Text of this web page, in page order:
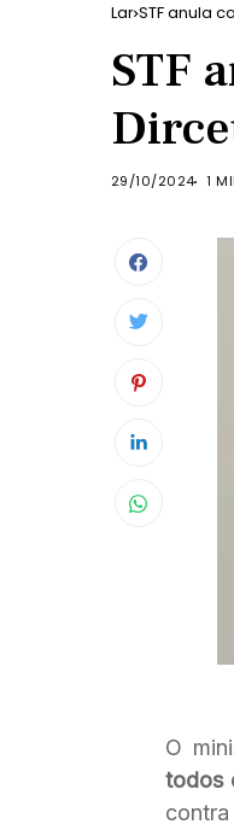
Lar STF anula
STF
29/10/2024 1
O
todos